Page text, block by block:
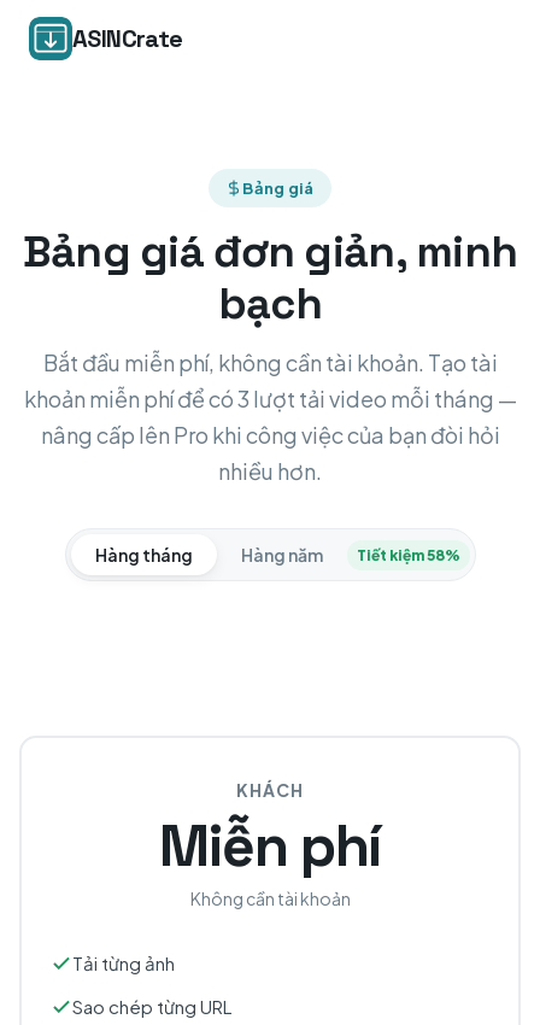
ASINCrate
Bảng giá
Bảng giá đơn giản, minh
bạch
Bắt đầu miễn phí, không cần tài khoản. Tạo tài
khoản miễn phí để có 3 lượt tải video mỗi tháng —
nâng cấp lên Pro khi công việc của bạn đòi hỏi
nhiều hơn.
Hàng tháng Hàng năm Tiết kiệm 58%
KHÁCH
Miễn phí
Không cần tài khoản
Tải từng ảnh
Sao chép từng URL